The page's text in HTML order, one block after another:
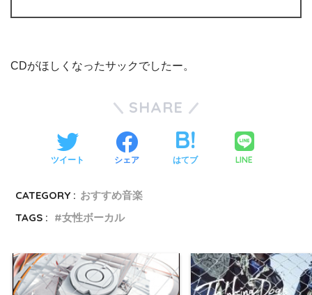
CDがほしくなったサックでしたー。
SHARE
ツイート シェア はてブ LINE
CATEGORY : おすすめ音楽
TAGS :
女性ボーカル